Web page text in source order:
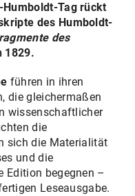
Tag rückt
des Humboldt-
des
1829.
führen in ihren
die gleichermaßen
wissenschaftlicher
die
sich die Materialität
und die
Edition begegnen –
Leseausgabe.